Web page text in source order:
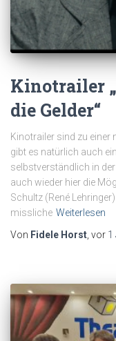
Kinotrailer
die Gelder“
Kinotrailer sind zu einer
gibt es natürlich auch
selbstverständlich in
auch wieder hier die
Schultz (René
missliche Weiterlesen
Von Fidele Horst , vor 1